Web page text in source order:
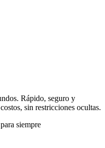
Rápido, seguro y
sin restricciones ocultas.
siempre